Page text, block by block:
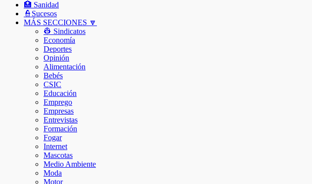
🏥 Sanidad
👮Sucesos
MÁS SECCIONES 🔽
👷 Sindicatos
Economía
Deportes
Opinión
Alimentación
Bebés
CSIC
Educación
Emprego
Empresas
Entrevistas
Formación
Fogar
Internet
Mascotas
Medio Ambiente
Moda
Motor